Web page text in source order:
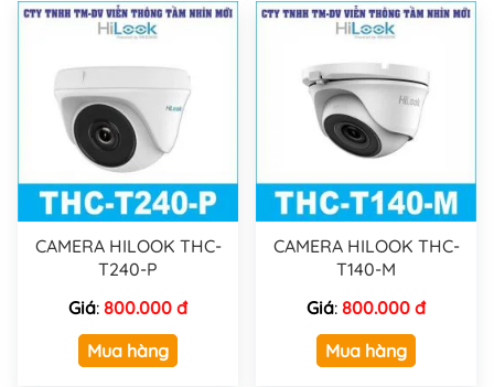
CAMERA HILOOK THC-
T240-P
Giá: 800.000 đ
Mua hàng
CAMERA HILOOK THC-
T140-M
Giá: 800.000 đ
Mua hàng